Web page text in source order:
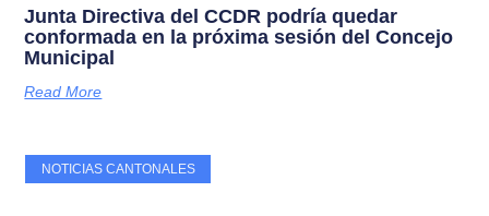
Junta Directiva del CCDR podría quedar
conformada en la próxima sesión del Concejo
Municipal
Read More
NOTICIAS CANTONALES